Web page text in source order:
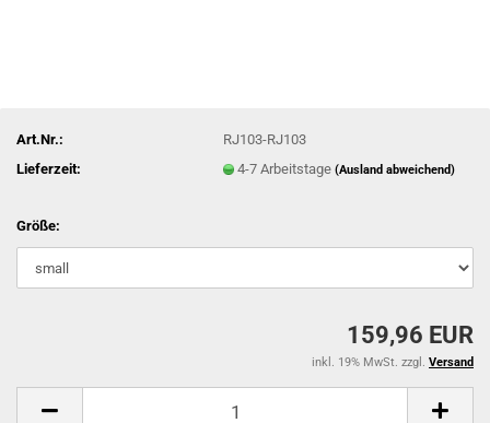
Art.Nr.:
RJ103-RJ103
Lieferzeit:
4-7 Arbeitstage(Ausland abweichend)
Größe:
159,96 EUR
inkl. 19% MwSt. zzgl. Versand